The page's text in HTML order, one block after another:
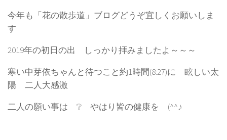
今年も「花の散歩道」ブログどうぞ宜しくお願いしま
す
2019年の初日の出 しっかり拝みましたよ～～～
寒い中芽依ちゃんと待つこと約1時間(8:27)に 眩しい太
陽 二人大感激
二人の願い事は ❔ やはり皆の健康を (^^♪